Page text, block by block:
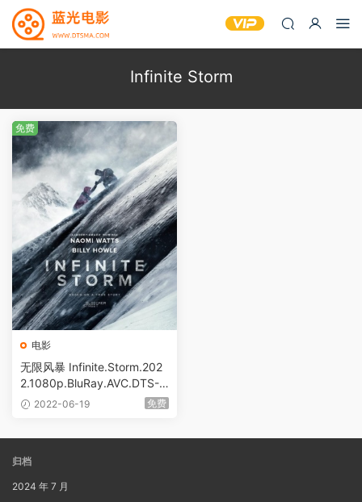
Infinite Storm
电影
无限风暴 Infinite.Storm.202
2.1080p.BluRay.AVC.DTS-H
D.MA.5.1 [BDMV 22.26GB]
2022-06-19 免费
免费
归档
2024 年 7 月